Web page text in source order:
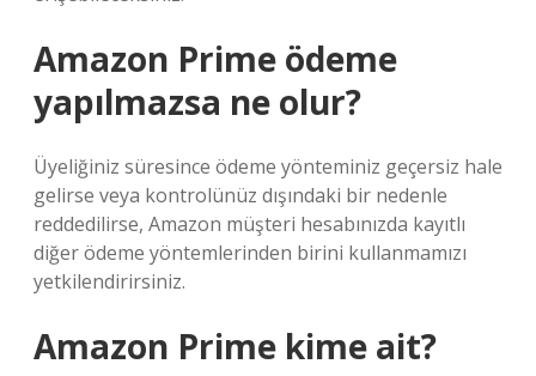
Amazon Prime ödeme
yapılmazsa ne olur?
Üyeliğiniz süresince ödeme yönteminiz geçersiz hale
gelirse veya kontrolünüz dışındaki bir nedenle
reddedilirse, Amazon müşteri hesabınızda kayıtlı
diğer ödeme yöntemlerinden birini kullanmamızı
yetkilendirirsiniz.
Amazon Prime kime ait?